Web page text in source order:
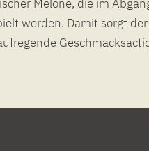
Melone, die im
werden. Damit sorgt